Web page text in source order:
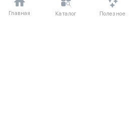
Главная Каталог Полезное